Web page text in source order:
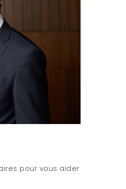
pour vous aider